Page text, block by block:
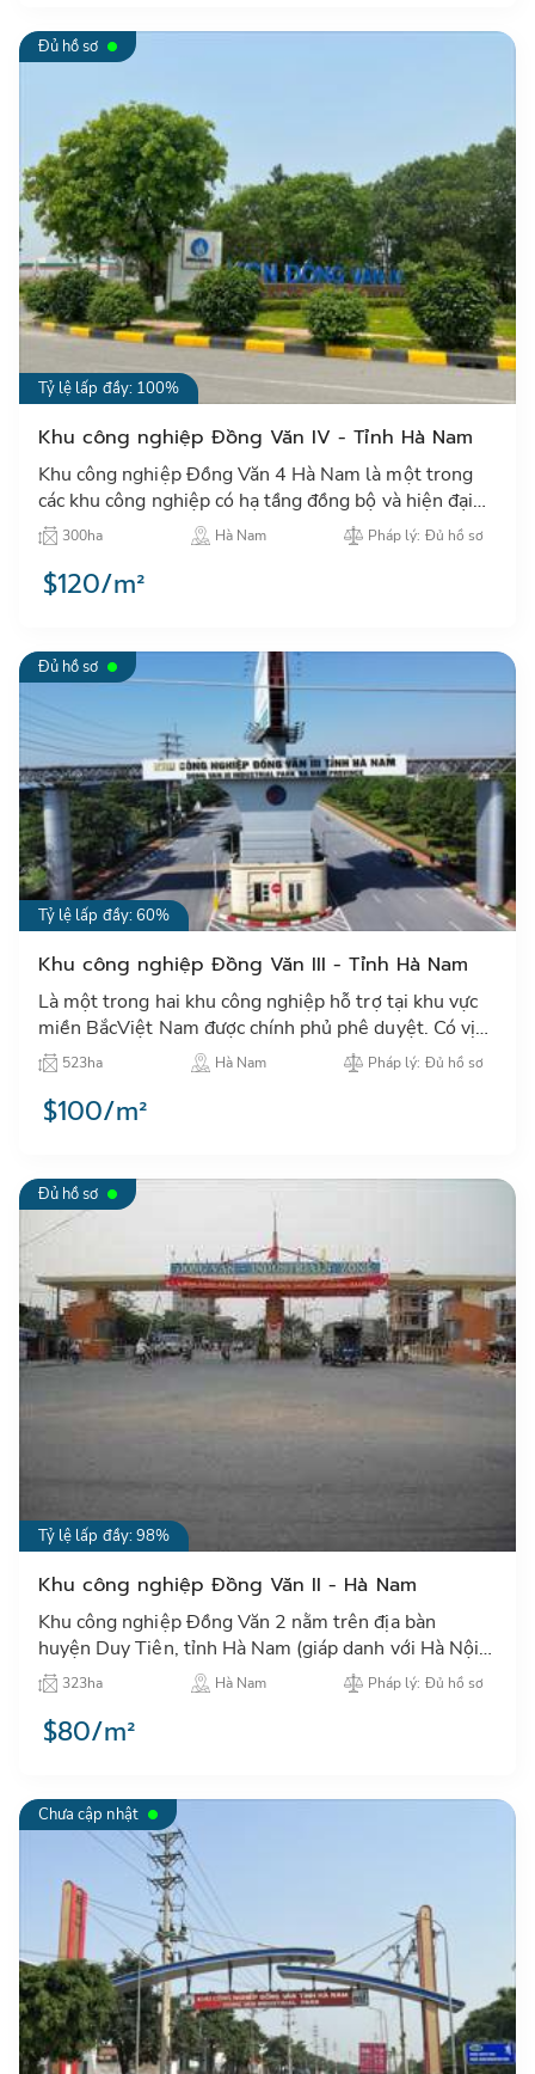
Đủ hồ sơ
Tỷ lệ lấp đầy: 100%
Khu công nghiệp Đồng Văn IV - Tỉnh Hà Nam
Khu công nghiệp Đồng Văn 4 Hà Nam là một trong
các khu công nghiệp có hạ tầng đồng bộ và hiện đại
nhất tỉnh Hà Nam, kết nối giao thông thuận tiện tới
Hà Nội…
300ha Hà Nam Pháp lý: Đủ hồ sơ
$120/m²
Đủ hồ sơ
Tỷ lệ lấp đầy: 60%
Khu công nghiệp Đồng Văn III - Tỉnh Hà Nam
Là một trong hai khu công nghiệp hỗ trợ tại khu vực
miền BắcViệt Nam được chính phủ phê duyệt. Có vị
trí cách Hà Nội 40km, KCN Đồng Văn III là điểm thu
hút các …
523ha Hà Nam Pháp lý: Đủ hồ sơ
$100/m²
Đủ hồ sơ
Tỷ lệ lấp đầy: 98%
Khu công nghiệp Đồng Văn II - Hà Nam
Khu công nghiệp Đồng Văn 2 nằm trên địa bàn
huyện Duy Tiên, tỉnh Hà Nam (giáp danh với Hà Nội)
thu hút rất nhiều nhà đầu tư Nhật bản, Mỹ đến thuê
đất, xưởng sản…
323ha Hà Nam Pháp lý: Đủ hồ sơ
$80/m²
Chưa cập nhật